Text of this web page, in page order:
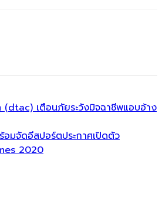
(dtac) เตือนภัยระวังมิจฉาชีพแอบอ้าง
อมจัดอีสปอร์ตประกาศเปิดตัว
2020